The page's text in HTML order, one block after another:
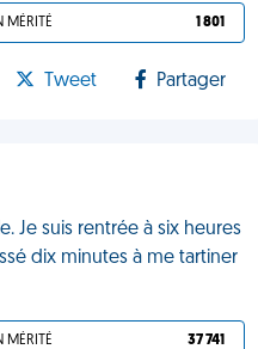
MÉRITÉ 1 801
Tweet Partager
Je suis rentrée à six heures
dix minutes à me tartiner
MÉRITÉ 37 741